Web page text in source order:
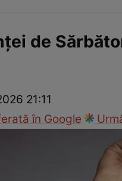
de
21:11
în Google